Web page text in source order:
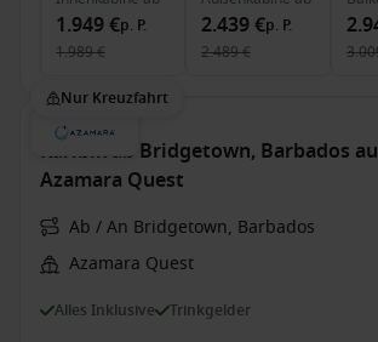
1.949 €p. P.
1.989 €
2.439 €p. P.
2.489 €
Nur Kreuzfahrt
Karibik ab Bridgetown, Barbados
Azamara Quest
Ab / An Bridgetown, Barbados
Azamara Quest
Alles Inklusive Trinkgelder